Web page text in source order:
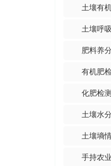
土壤有
土壤呼
肥料养
有机肥
化肥检
土壤水
土壤墒
手持农